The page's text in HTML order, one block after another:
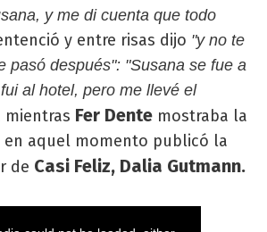
y me di cuenta que todo
y entre risas dijo "y no te
pasó después": "Susana se fue a
al hotel, pero me llevé el
mientras Fer Dente mostraba la
en aquel momento publicó la
de Casi Feliz, Dalia Gutmann.